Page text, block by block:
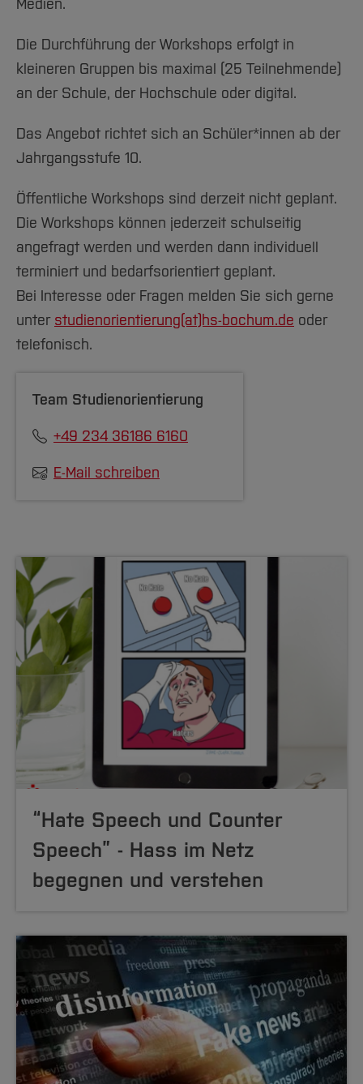
Forschung und Projekte
International
Team
Service
Studiengänge
Studieninteressierte
Aktuelles
Studium
Fachgruppen
Forschung und Entwicklung
Amtliche Bekanntmachungen
Notfall-Infos
BO Shop
Familiengerechte Hochschule
Gleichstellung
Diskriminierungsfreie Hochschule
Vertretungen
Hochschulbibliothek
Hochschulkommunikation
International Office
Medienzentrum
qed-Stiftung
Zentrale Studienberatung
Medien.
Die Durchführung der Workshops erfolgt in
kleineren Gruppen bis maximal (25 Teilnehmende)
an der Schule, der Hochschule oder digital.
Das Angebot richtet sich an Schüler*innen ab der
Jahrgangsstufe 10.
Öffentliche Workshops sind derzeit nicht geplant.
Die Workshops können jederzeit schulseitig
angefragt werden und werden dann individuell
terminiert und bedarfsorientiert geplant.
Bei Interesse oder Fragen melden Sie sich gerne
unter studienorientierung(at)hs-bochum.de oder
telefonisch.
Team Studienorientierung
+49 234 36186 6160
E-Mail schreiben
“Hate Speech und Counter
Speech” - Hass im Netz
begegnen und verstehen